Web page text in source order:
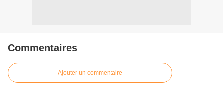
Commentaires
Ajouter un commentaire